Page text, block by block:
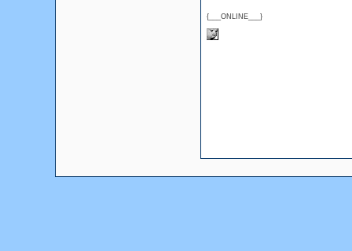
{___ONLINE___}